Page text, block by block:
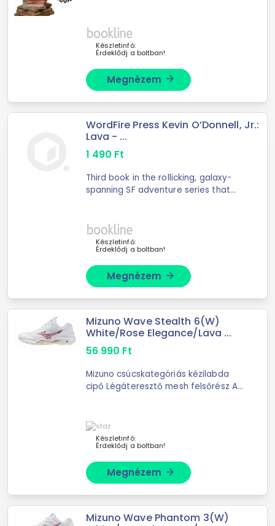
szakirányon. Az egyetemi évei alatt
Készletinfó:
Érdeklődj a boltban!
Megnézem arrow_forward
WordFire Press Kevin O’Donnell, Jr.:
Lava - ...
1 490 Ft
Third book in the rollicking, galaxy-
spanning SF adventure series that
teleport—himself or anything else as
Készletinfó:
Érdeklődj a boltban!
Megnézem arrow_forward
Mizuno Wave Stealth 6(W)
White/Rose Elegance/Lava ...
56 990 Ft
Mizuno csúcskategóriás kézilabda
cipő Légáteresztő mesh felsőrész A
elosztja a külső erőhatásokat SR
Touch: ...
Készletinfó:
Érdeklődj a boltban!
Megnézem arrow_forward
Mizuno Wave Phantom 3(W)